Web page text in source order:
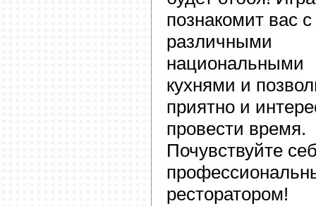
познакомит вас с
различными
национальными
кухнями и
приятно и
провести время.
Почувствуйте
ресторатором!